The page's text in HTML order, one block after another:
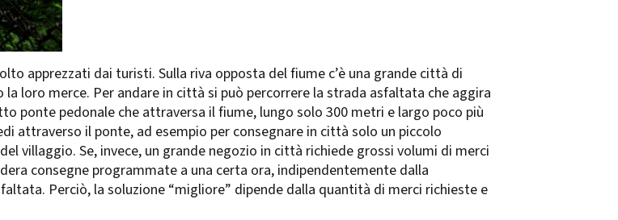
apprezzati dai turisti. Sulla riva opposta del fiume c’è una grande città di
loro merce. Per andare in città si può percorrere la strada asfaltata che aggira
ponte pedonale che attraversa il fiume, lungo solo 300 metri e largo poco più
attraverso il ponte, ad esempio per consegnare in città solo un piccolo
villaggio. Se, invece, un grande negozio in città richiede grossi volumi di merci
consegne programmate a una certa ora, indipendentemente dalla
Perciò, la soluzione “migliore” dipende dalla quantità di merci richieste e